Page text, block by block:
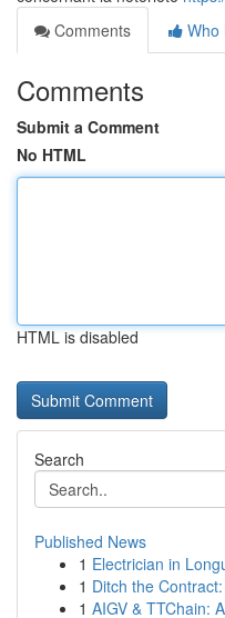
Comments
Who
Comments
Submit a Comment
No HTML
HTML is disabled
Search
Published News
1 Electrician in
1 Ditch the
1 AIGV & TTChain: